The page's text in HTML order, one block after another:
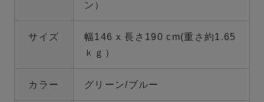
ン）
サイズ
幅146 x 長さ190 cm(重さ約1.65
ｋｇ）
カラー グリーン/ブルー